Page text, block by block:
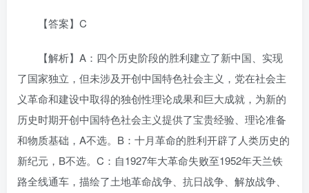
【答案】C
【解析】A：四个历史阶段的胜利建立了新中国、实现
了国家独立，但未涉及开创中国特色社会主义，党在社会主
义革命和建设中取得的独创性理论成果和巨大成就，为新的
历史时期开创中国特色社会主义提供了宝贵经验、理论准备
和物质基础，A不选。B：十月革命的胜利开辟了人类历史的
新纪元，B不选。C：自1927年大革命失败至1952年天兰铁
路全线通车，描绘了土地革命战争、抗日战争、解放战争、